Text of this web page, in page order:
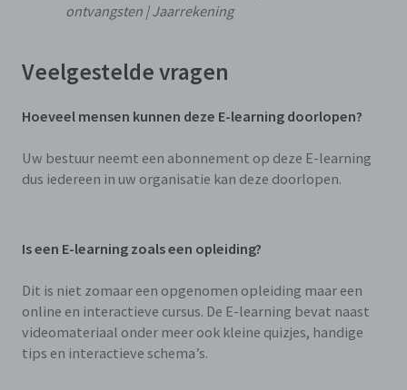
ontvangsten | Jaarrekening
Veelgestelde vragen
Hoeveel mensen kunnen deze E-learning doorlopen?
Uw bestuur neemt een abonnement op deze E-learning
dus iedereen in uw organisatie kan deze doorlopen.
Is een E-learning zoals een opleiding?
Dit is niet zomaar een opgenomen opleiding maar een
online en interactieve cursus. De E-learning bevat naast
videomateriaal onder meer ook kleine quizjes, handige
tips en interactieve schema’s.